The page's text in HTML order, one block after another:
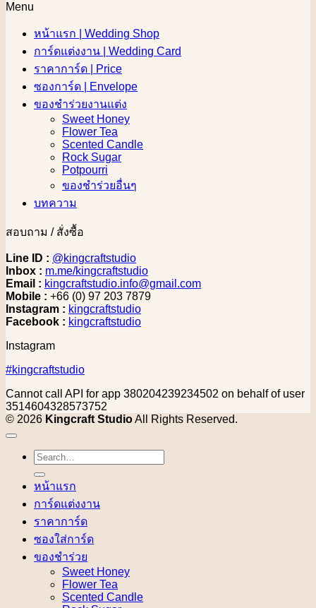
Menu
หน้าแรก | Wedding Shop
การ์ดแต่งงาน | Wedding Card
ราคาการ์ด | Price
ซองการ์ด | Envelope
ของชำร่วยงานแต่ง
Sweet Honey
Flower Tea
Scented Candle
Rock Sugar
Potpourri
ของชำร่วยอื่นๆ
บทความ
สอบถาม / สั่งซื้อ
Line ID : @kingcraftstudio
Inbox : m.me/kingcraftstudio
Email : kingcraftstudio.info@gmail.com
Mobile : +66 (0) 97 203 7879
Instagram : kingcraftstudio
Facebook : kingcraftstudio
Instagram
#kingcraftstudio
Cannot call API for app 380204239234502 on behalf of user
3514604328573752
© 2026 Kingcraft StudioAll Rights Reserved.
Search
for:
หน้าแรก
การ์ดแต่งงาน
ราคาการ์ด
ซองใส่การ์ด
ของชำร่วย
Sweet Honey
Flower Tea
Scented Candle